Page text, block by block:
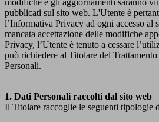
pubblicati sul sito web. L'Utente è
l’Informativa Privacy ad ogni accesso al
mancata accettazione delle modifiche
Privacy, l’Utente è tenuto a cessare
può richiedere al Titolare del
Personali.
1. Dati Personali raccolti dal sito web
Il Titolare raccoglie le seguenti tipologie